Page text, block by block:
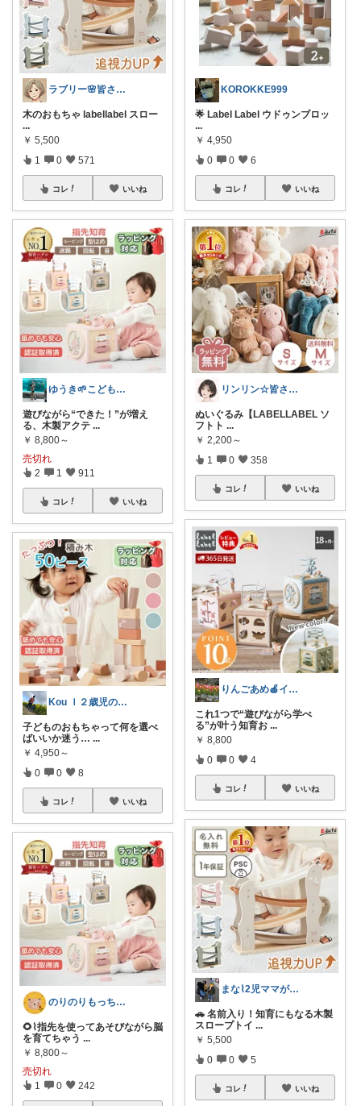
ラブリー🌸皆さんありがとう
木のおもちゃ labellabel スロー
...
￥ 5,500
1 0 571
コレ いいね
ゆうき🌱こども服ベビー
遊びながら“できた！”が増え
る、木製アクテ ...
￥ 8,800～
売切れ
2 1 911
コレ いいね
Kou ｌ２歳児のパパ👨
子どものおもちゃって何を選べ
ばいいか迷う… ...
￥ 4,950～
0 0 8
コレ いいね
のりのりもっち⌇１歳との楽しい暮らし🌻
🌻⌇指先を使ってあそびながら脳
を育てちゃう ...
￥ 8,800～
売切れ
1 0 242
KOROKKE999
🌟 Label Label ウドゥンブロッ
...
￥ 4,950
0 0 6
コレ いいね
リンリン☆皆さんありがとう
ぬいぐるみ【LABELLABEL ソ
フトト ...
￥ 2,200～
1 0 358
コレ いいね
りんごあめ🍎インテリア雑貨🫧🌿
これ1つで“遊びながら学べ
る”が叶う知育お ...
￥ 8,800
0 0 4
コレ いいね
まな⌇2児ママが目指すゆとりある暮らし
🚗 名前入り！知育にもなる木製
スロープトイ ...
￥ 5,500
0 0 5
コレ いいね